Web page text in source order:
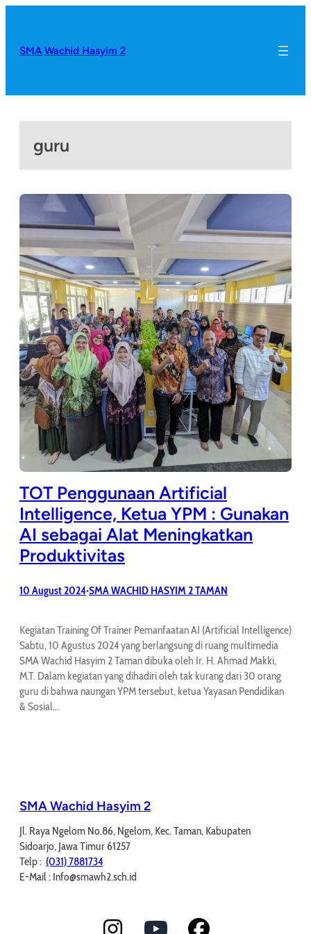
SMA Wachid Hasyim 2
guru
TOT Penggunaan Artificial
Intelligence, Ketua YPM : Gunakan
AI sebagai Alat Meningkatkan
Produktivitas
10 August 2024•SMA WACHID HASYIM 2 TAMAN
Kegiatan Training Of Trainer Pemanfaatan AI (Artificial Intelligence)
Sabtu, 10 Agustus 2024 yang berlangsung di ruang multimedia
SMA Wachid Hasyim 2 Taman dibuka oleh Ir. H. Ahmad Makki,
M.T. Dalam kegiatan yang dihadiri oleh tak kurang dari 30 orang
guru di bahwa naungan YPM tersebut, ketua Yayasan Pendidikan
& Sosial…
SMA Wachid Hasyim 2
Jl. Raya Ngelom No.86, Ngelom, Kec. Taman, Kabupaten
Sidoarjo, Jawa Timur 61257
Telp : (031) 7881734
E-Mail : Info@smawh2.sch.id